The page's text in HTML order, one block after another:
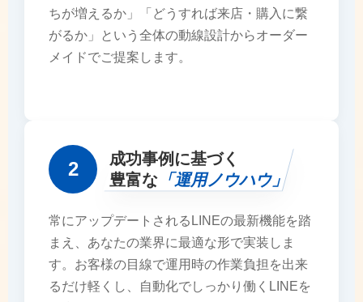
ちが増えるか」「どうすれば来店・購入に繋
がるか」という全体の動線設計からオーダー
メイドでご提案します。
2
成功事例に基づく
豊富な 「運用ノウハウ」
常にアップデートされるLINEの最新機能を踏
まえ、あなたの業界に最適な形で実装しま
す。お客様の目線で運用時の作業負担を出来
るだけ軽くし、自動化でしっかり働くLINEを